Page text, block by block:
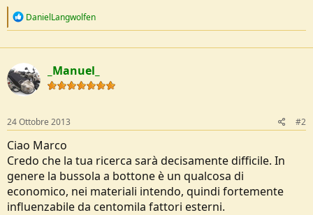
R
c
i
o
n
:
DanielLangwolfen
_Manuel_
24 Ottobre 2013 #2
Ciao Marco
Credo che la tua ricerca sarà decisamente difficile. In
genere la bussola a bottone è un qualcosa di
economico, nei materiali intendo, quindi fortemente
influenzabile da centomila fattori esterni.